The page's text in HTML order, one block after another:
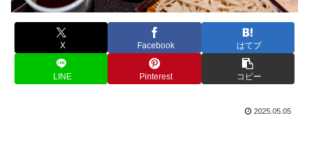
X Facebook はてブ
LINE Pinterest コピー
2025.05.05